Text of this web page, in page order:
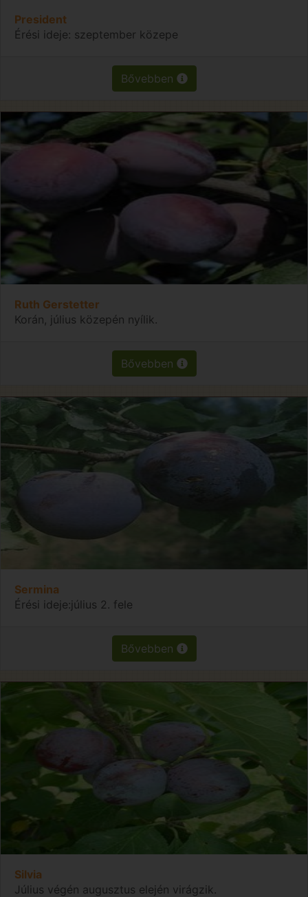
President
Érési ideje: szeptember közepe
Bővebben
Ruth Gerstetter
Korán, július közepén nyílik.
Bővebben
Sermina
Érési ideje:július 2. fele
Bővebben
Silvia
Július végén augusztus elején virágzik.